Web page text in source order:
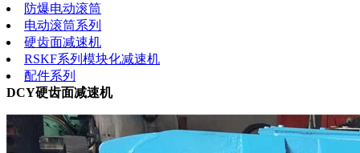
防爆电动滚筒
电动滚筒系列
硬齿面减速机
RSKF系列模块化减速机
配件系列
DCY硬齿面减速机